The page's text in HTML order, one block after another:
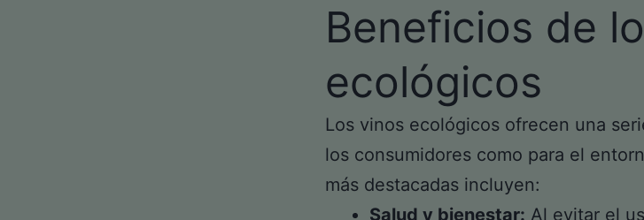
Beneficios de
ecológicos
Los vinos ecológicos ofrecen una
los consumidores como para el
más destacadas incluyen:
Salud y bienestar: Al evitar el